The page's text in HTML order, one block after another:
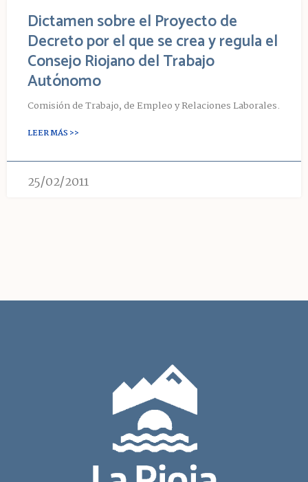
Dictamen sobre el Proyecto de
Decreto por el que se crea y regula el
Consejo Riojano del Trabajo
Autónomo
Comisión de Trabajo, de Empleo y Relaciones Laborales.
LEER MÁS >>
25/02/2011